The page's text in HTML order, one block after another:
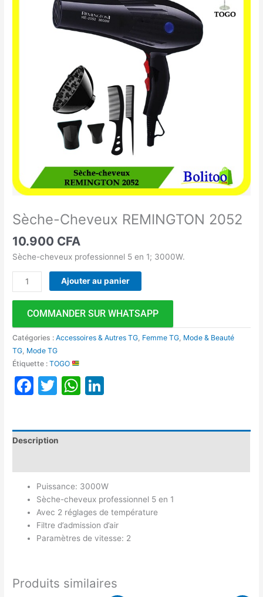
Sèche-Cheveux REMINGTON 2052
10.900 CFA
Sèche-cheveux professionnel 5 en 1; 3000W.
REMINGTON
Ajouter au panier
COMMANDER SUR WHATSAPP
Catégories :Accessoires & Autres TG Femme TG Mode & Beauté
TG Mode TG
Étiquette :TOGO
Facebook
TwitterWhatsApp
Description
Puissance: 3000W
Sèche-cheveux professionnel 5 en 1
Avec 2 réglages de température
Filtre d’admission d’air
Paramètres de vitesse: 2
Produits similaires